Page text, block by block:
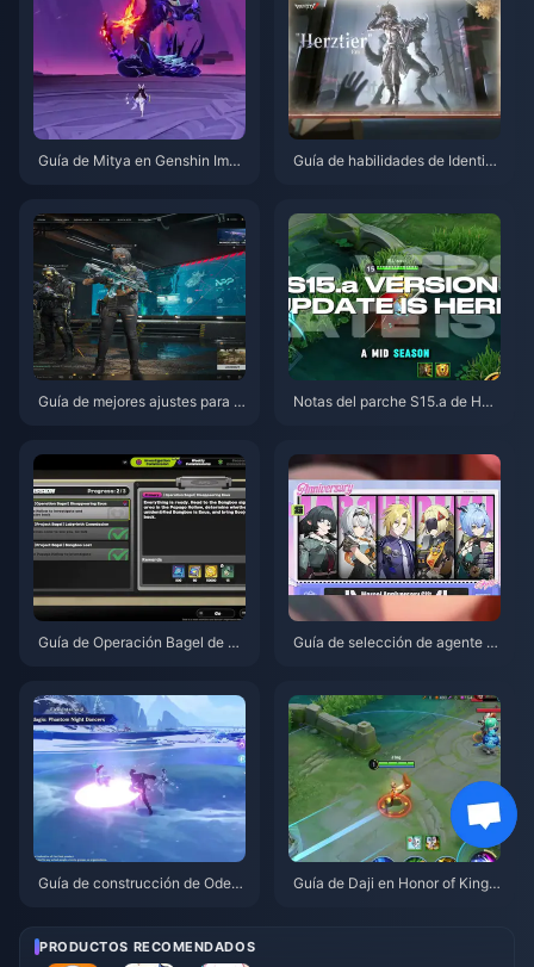
Guía de Mitya en Genshin Impa
Guía de habilidades de Identity
Guía de mejores ajustes para D
Notas del parche S15.a de Hon
Guía de Operación Bagel de Ze
Guía de selección de agente gr
Guía de construcción de Odett
Guía de Daji en Honor of Kings:
PRODUCTOS RECOMENDADOS